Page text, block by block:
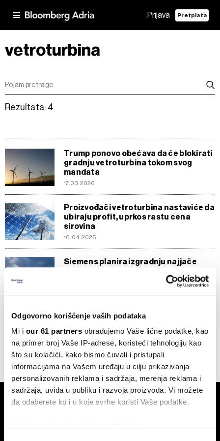
Odgovorno korišćenje vaših podataka
Mi i our 61 partners obrađujemo Vaše lične podatke, kao
na primer broj Vaše IP-adrese, koristeći tehnologiju kao
što su kolačići, kako bismo čuvali i pristupali
informacijama na Vašem uređaju u cilju prikazivanja
personalizovanih reklama i sadržaja, merenja reklama i
sadržaja, uvida u publiku i razvoja proizvoda. Vi možete
da odaberete ko i u koje svrhe koristi Vaše podatke.
Prijava Pretplata
vetroturbina
Rezultata: 4
Trump ponovo obećava da će blokirati
gradnju vetroturbina tokom svog
mandata
17.03.2026
Proizvođači vetroturbina nastaviće da
ubiraju profit, uprkos rastu cena
sirovina
10.04.2025
Siemens planira izgradnju najjače
Siemens Energy vidi štetu od 4,5
07.08.2023